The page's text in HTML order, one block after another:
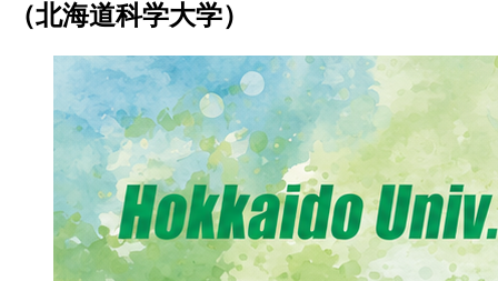
（北海道科学大学）